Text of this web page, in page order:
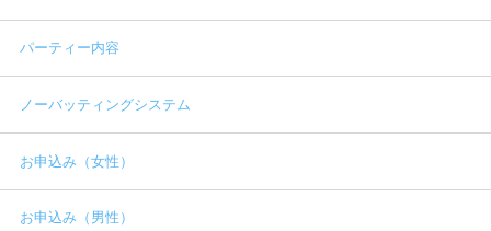
パーティー内容
ノーバッティングシステム
お申込み（女性）
お申込み（男性）